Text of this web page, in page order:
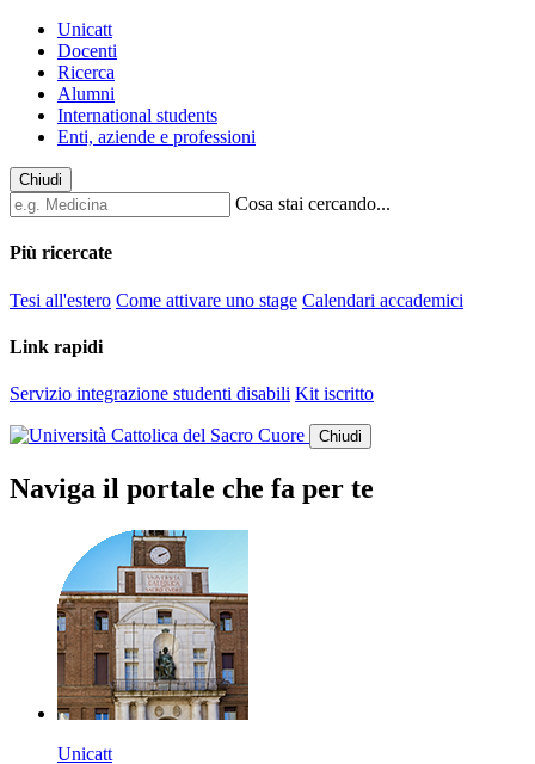
Unicatt
Docenti
Ricerca
Alumni
International students
Enti, aziende e professioni
Chiudi
Cosa stai cercando...
Più ricercate
Tesi all'estero Come attivare uno stage Calendari accademici
Link rapidi
Servizio integrazione studenti disabili Kit iscritto
Chiudi
Naviga il portale che fa per te
Unicatt